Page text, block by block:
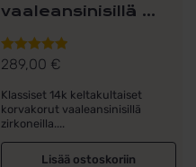
vaaleansinisillä ...
Arvostelu
5.00/ 5
289,00 €
Klassiset 14k keltakultaiset
korvakorut vaaleansinisillä
zirkoneilla....
Lisää ostoskoriin